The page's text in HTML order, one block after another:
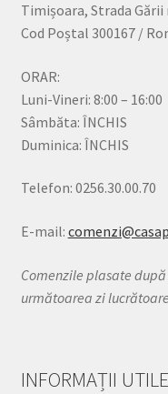
Timișoara, Strada Gării
Cod Poștal 300167 /
ORAR:
Luni-Vineri: 8:00 – 16:00
Sâmbăta: ÎNCHIS
Duminica: ÎNCHIS
Telefon: 0256.30.00.70
E-mail:
Comenzile plasate
următoarea zi
INFORMAȚII UTILE